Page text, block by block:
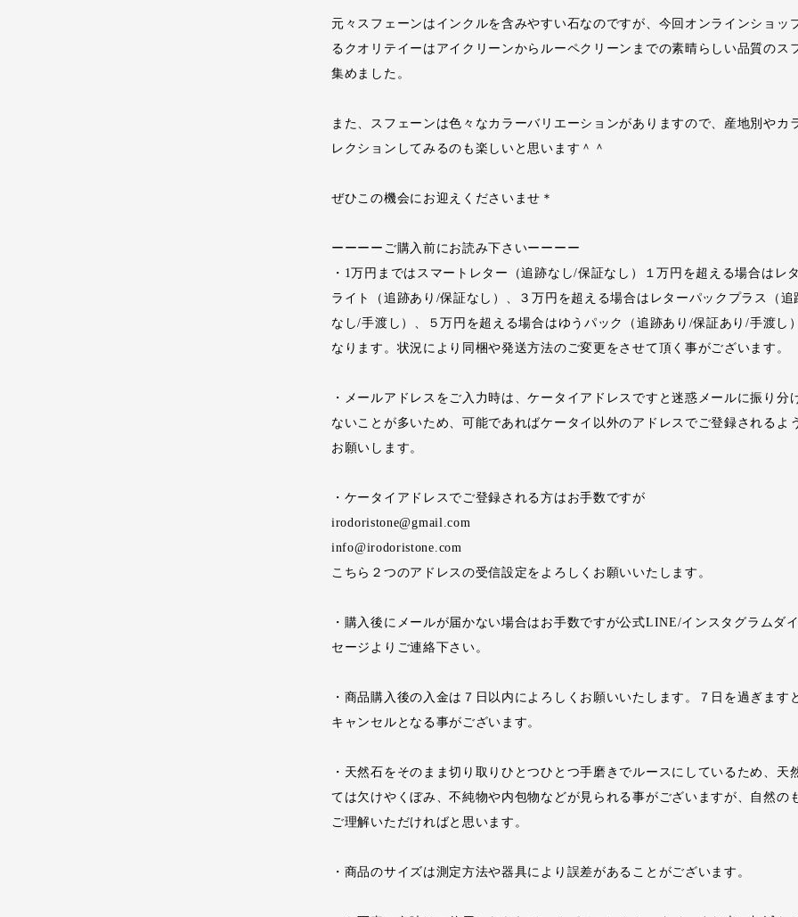
元々スフェーンはインクルを含みやすい石なのですが、今回オンラインショッ
るクオリテイーはアイクリーンからルーペクリーンまでの素晴らしい品質のス
集めました。
また、スフェーンは色々なカラーバリエーションがありますので、産地別やカ
レクションしてみるのも楽しいと思います＾＾
ぜひこの機会にお迎えくださいませ＊
ーーーーご購入前にお読み下さいーーーー
・1万円まではスマートレター（追跡なし/保証なし）１万円を超える場合はレ
ライト（追跡あり/保証なし）、３万円を超える場合はレターパックプラス（追
なし/手渡し）、５万円を超える場合はゆうパック（追跡あり/保証あり/手渡し
なります。状況により同梱や発送方法のご変更をさせて頂く事がございます。
・メールアドレスをご入力時は、ケータイアドレスですと迷惑メールに振り分
ないことが多いため、可能であればケータイ以外のアドレスでご登録されるよ
お願いします。
・ケータイアドレスでご登録される方はお手数ですが
irodoristone@gmail.com
info@irodoristone.com
こちら２つのアドレスの受信設定をよろしくお願いいたします。
・購入後にメールが届かない場合はお手数ですが公式LINE/インスタグラムダ
セージよりご連絡下さい。
・商品購入後の入金は７日以内によろしくお願いいたします。７日を過ぎます
キャンセルとなる事がございます。
・天然石をそのまま切り取りひとつひとつ手磨きでルースにしているため、天
ては欠けやくぼみ、不純物や内包物などが見られる事がございますが、自然の
ご理解いただければと思います。
・商品のサイズは測定方法や器具により誤差があることがございます。